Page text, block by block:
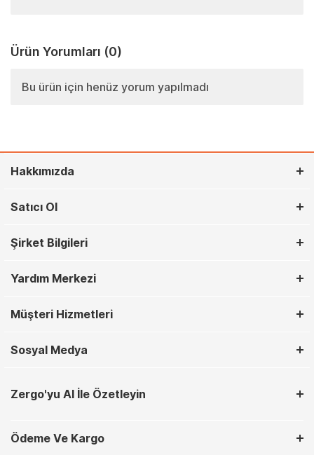
Ürün Yorumları (0)
Bu ürün için henüz yorum yapılmadı
Hakkımızda
Satıcı Ol
Şirket Bilgileri
Yardım Merkezi
Müşteri Hizmetleri
Sosyal Medya
Zergo'yu AI İle Özetleyin
Ödeme Ve Kargo